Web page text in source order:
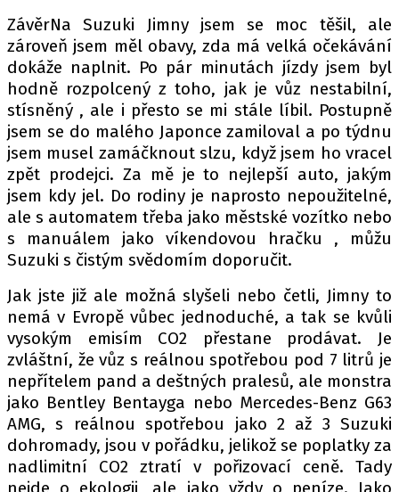
ZávěrNa Suzuki Jimny jsem se moc těšil, ale
zároveň jsem měl obavy, zda má velká očekávání
dokáže naplnit. Po pár minutách jízdy jsem byl
hodně rozpolcený z toho, jak je vůz nestabilní,
stísněný , ale i přesto se mi stále líbil. Postupně
jsem se do malého Japonce zamiloval a po týdnu
jsem musel zamáčknout slzu, když jsem ho vracel
zpět prodejci. Za mě je to nejlepší auto, jakým
jsem kdy jel. Do rodiny je naprosto nepoužitelné,
ale s automatem třeba jako městské vozítko nebo
s manuálem jako víkendovou hračku , můžu
Suzuki s čistým svědomím doporučit.
Jak jste již ale možná slyšeli nebo četli, Jimny to
nemá v Evropě vůbec jednoduché, a tak se kvůli
vysokým emisím CO2 přestane prodávat. Je
zvláštní, že vůz s reálnou spotřebou pod 7 litrů je
nepřítelem pand a deštných pralesů, ale monstra
jako Bentley Bentayga nebo Mercedes-Benz G63
AMG, s reálnou spotřebou jako 2 až 3 Suzuki
dohromady, jsou v pořádku, jelikož se poplatky za
nadlimitní CO2 ztratí v pořizovací ceně. Tady